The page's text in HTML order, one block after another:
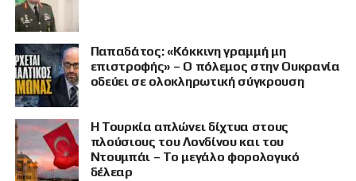
Παπαδάτος: «Κόκκινη γραμμή μη
επιστροφής» – Ο πόλεμος στην Ουκρανία
οδεύει σε ολοκληρωτική σύγκρουση
Η Τουρκία απλώνει δίχτυα στους
πλούσιους του Λονδίνου και του
Ντουμπάι – Το μεγάλο φορολογικό
δέλεαρ